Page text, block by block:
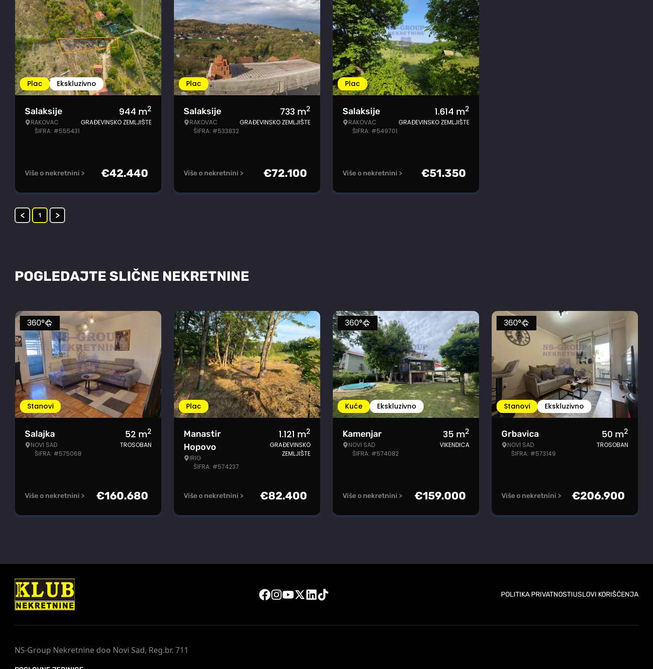
Plac Ekskluzivno
Salaksije
RAKOVAC
ŠIFRA: #555431
944 m2
GRAĐEVINSKO ZEMLJIŠTE
Više o nekretnini > €42.440
Plac
Salaksije
RAKOVAC
ŠIFRA: #533832
733 m2
GRAĐEVINSKO ZEMLJIŠTE
Više o nekretnini > €72.100
Plac
Salaksije
RAKOVAC
ŠIFRA: #549701
1.614 m2
GRAĐEVINSKO ZEMLJIŠTE
Više o nekretnini > €51.350
< 1 >
POGLEDAJTE SLIČNE NEKRETNINE
Stanovi
360°
Salajka
NOVI SAD
ŠIFRA: #575068
52 m2
TROSOBAN
Više o nekretnini > €160.680
Plac
Manastir
Hopovo
IRIG
ŠIFRA: #574237
1.121 m2
GRAĐEVINSKO
ZEMLJIŠTE
Više o nekretnini > €82.400
Kuće Ekskluzivno
360°
Kamenjar
NOVI SAD
ŠIFRA: #574082
35 m2
VIKENDICA
Više o nekretnini > €159.000
Stanovi Ekskluzivno
360°
Grbavica
NOVI SAD
ŠIFRA: #573149
50 m2
TROSOBAN
Više o nekretnini > €206.900
POLITIKA PRIVATNOSTIUSLOVI KORIŠĆENJA
NS-Group Nekretnine doo Novi Sad, Reg.br. 711